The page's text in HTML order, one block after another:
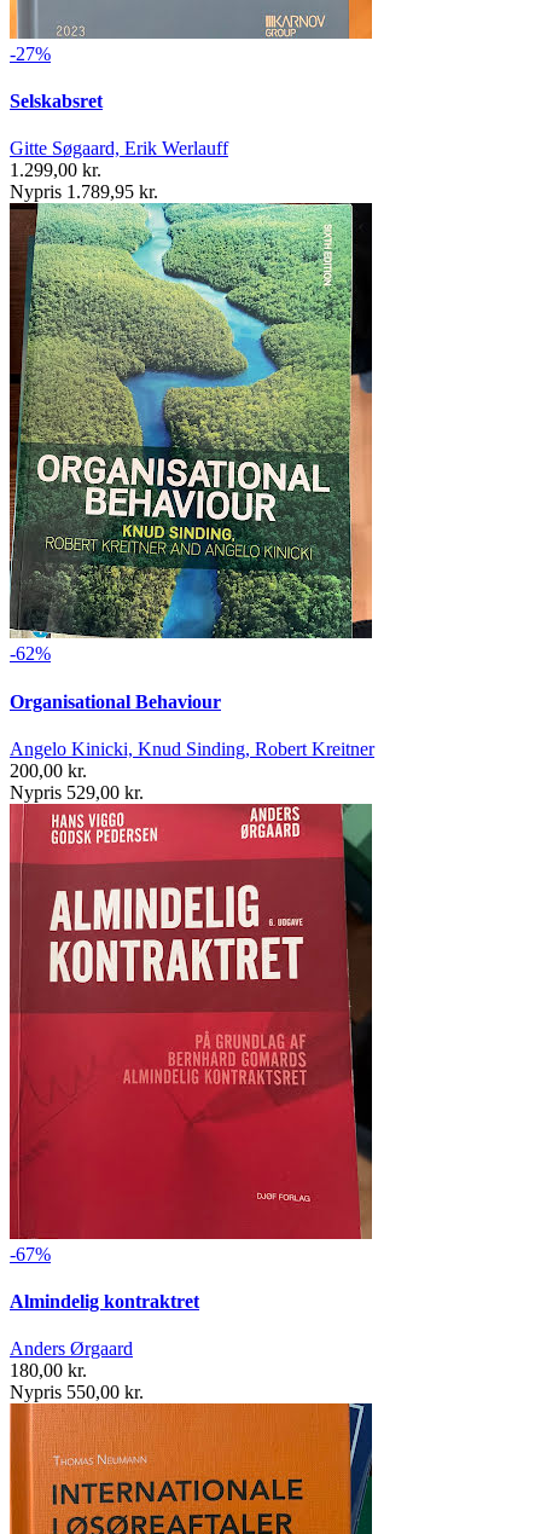
-27%
Selskabsret
Gitte Søgaard, Erik Werlauff
1.299,00 kr.
Nypris 1.789,95 kr.
-62%
Organisational Behaviour
Angelo Kinicki, Knud Sinding, Robert Kreitner
200,00 kr.
Nypris 529,00 kr.
-67%
Almindelig kontraktret
Anders Ørgaard
180,00 kr.
Nypris 550,00 kr.